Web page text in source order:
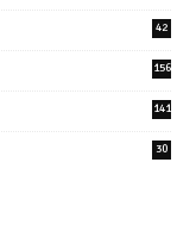
42
156
141
30